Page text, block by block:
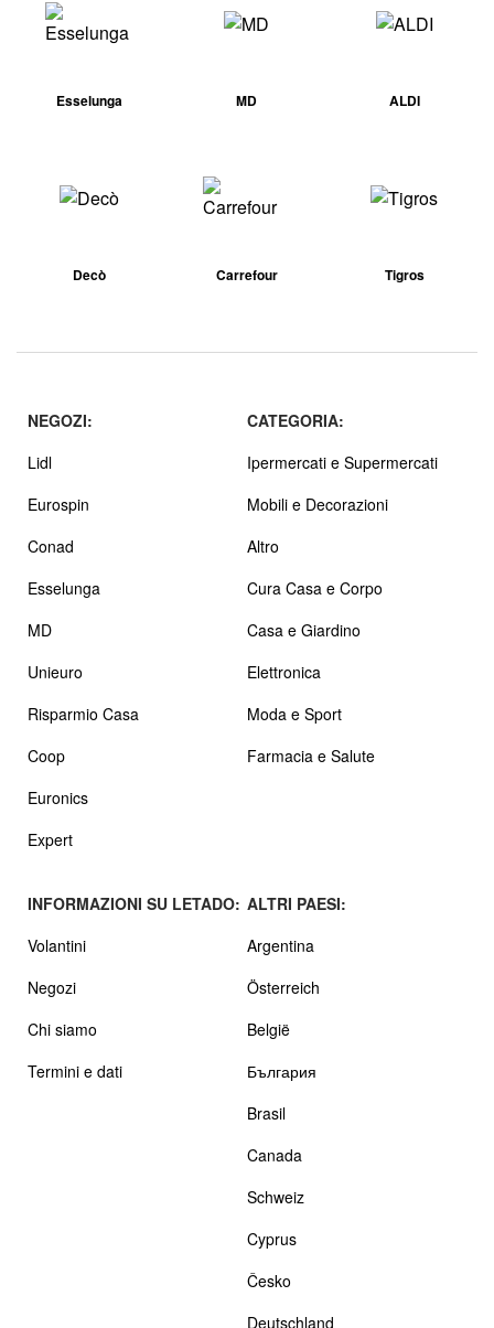
Esselunga MD ALDI
Decò Carrefour Tigros
NEGOZI:
Lidl
Eurospin
Conad
Esselunga
MD
Unieuro
Risparmio Casa
Coop
Euronics
Expert
CATEGORIA:
Ipermercati e Supermercati
Mobili e Decorazioni
Altro
Cura Casa e Corpo
Casa e Giardino
Elettronica
Moda e Sport
Farmacia e Salute
INFORMAZIONI SU LETADO:
Volantini
Negozi
Chi siamo
Termini e dati
ALTRI PAESI:
Argentina
Österreich
België
България
Brasil
Canada
Schweiz
Cyprus
Česko
Deutschland